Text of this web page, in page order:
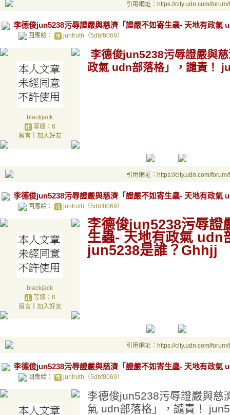
引用網址：https://city.udn.com/
李德俊jun5238污辱證嚴與慈濟「證嚴不如寄生蟲- 天地有政氣
回應給： juntruth（5dbf8069）
blackjack
等級：8
留言｜ 加入好友
李德俊jun5238污辱證嚴與
政氣 udn部落格」，譴責！
引用網址：https://city.udn.com/
李德俊jun5238污辱證嚴與慈濟「證嚴不如寄生蟲- 天地有政氣
回應給： juntruth（5dbf8069）
blackjack
等級：8
留言｜ 加入好友
李德俊jun5238污辱證
生蟲- 天地有政氣 udn
jun5238是誰？Ghhjj
引用網址：https://city.udn.com/
李德俊jun5238污辱證嚴與慈濟「證嚴不如寄生蟲- 天地有政氣
回應給： juntruth（5dbf8069）
李德俊jun5238污辱證嚴與慈
氣 udn部落格」，譴責！